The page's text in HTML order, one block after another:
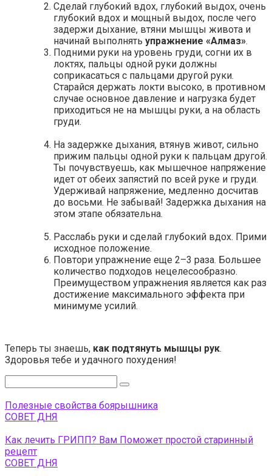
Сделай глубокий вдох, глубокий выдох, очень
глубокий вдох и мощный выдох, после чего
задержи дыхание, втяни мышцы живота и
начинай выполнять упражнение «Алмаз».
Подними руки на уровень груди, согни их в
локтях, пальцы одной руки должны
соприкасаться с пальцами другой руки.
Старайся держать локти высоко, в противном
случае основное давление и нагрузка будет
приходиться не на мышцы руки, а на область
груди.
На задержке дыхания, втянув живот, сильно
прижим пальцы одной руки к пальцам другой.
Ты почувствуешь, как мышечное напряжение
идет от обеих запястий по всей руке и груди.
Удерживай напряжение, медленно досчитав
до восьми. Не забывай! Задержка дыхания на
этом этапе обязательна.
Расслабь руки и сделай глубокий вдох. Прими
исходное положение.
Повтори упражнение еще 2–3 раза. Большее
количество подходов нецелесообразно.
Преимуществом упражнения является как раз
достижение максимального эффекта при
минимуме усилий.
Теперь ты знаешь, как подтянуть мышцы рук.
Здоровья тебе и удачного похудения!
Полезные свойства боярышника
СОВЕТ ДНЯ
Как лечить ГРИПП? Вам Поможет простой старинный
рецепт
СОВЕТ ДНЯ